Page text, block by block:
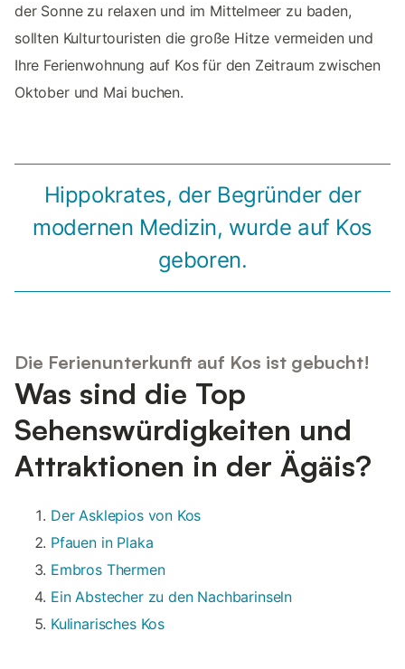
der Sonne zu relaxen und im Mittelmeer zu baden,
sollten Kulturtouristen die große Hitze vermeiden und
Ihre Ferienwohnung auf Kos für den Zeitraum zwischen
Oktober und Mai buchen.
Hippokrates, der Begründer der
modernen Medizin, wurde auf Kos
geboren.
Die Ferienunterkunft auf Kos ist gebucht!
Was sind die Top
Sehenswürdigkeiten und
Attraktionen in der Ägäis?
Der Asklepios von Kos
Pfauen in Plaka
Embros Thermen
Ein Abstecher zu den Nachbarinseln
Kulinarisches Kos